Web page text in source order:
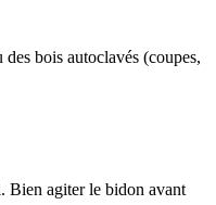
bois autoclavés (coupes,
agiter le bidon avant